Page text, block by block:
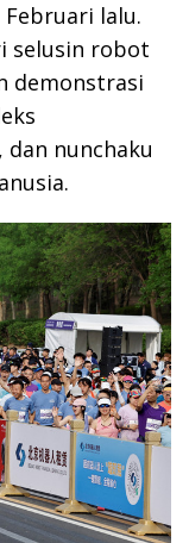
Februari lalu.
selusin robot
demonstrasi
nunchaku